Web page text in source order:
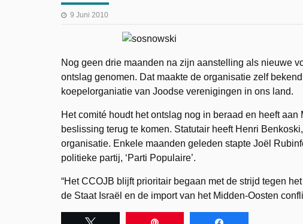
9 Juni 2010
Nog geen drie maanden na zijn aanstelling als nieuwe
ontslag genomen. Dat maakte de organisatie zelf
koepelorganiatie van Joodse verenigingen in ons land.
Het comité houdt het ontslag nog in beraad en heeft
beslissing terug te komen. Statutair heeft Henri
organisatie. Enkele maanden geleden stapte Joël
politieke partij, ‘Parti Populaire’.
“Het CCOJB blijft prioritair begaan met de strijd tegen
de Staat Israël en de import van het Midden-Oosten